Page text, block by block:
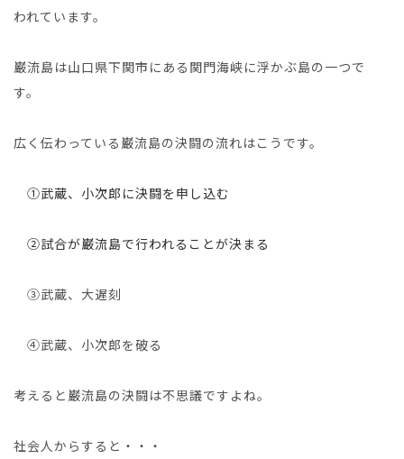
われています。
巌流島は山口県下関市にある関門海峡に浮かぶ島の一つで
す。
広く伝わっている巌流島の決闘の流れはこうです。
①武蔵、小次郎に決闘を申し込む
②試合が巌流島で行われることが決まる
③武蔵、大遅刻
④武蔵、小次郎を破る
考えると巌流島の決闘は不思議ですよね。
社会人からすると・・・